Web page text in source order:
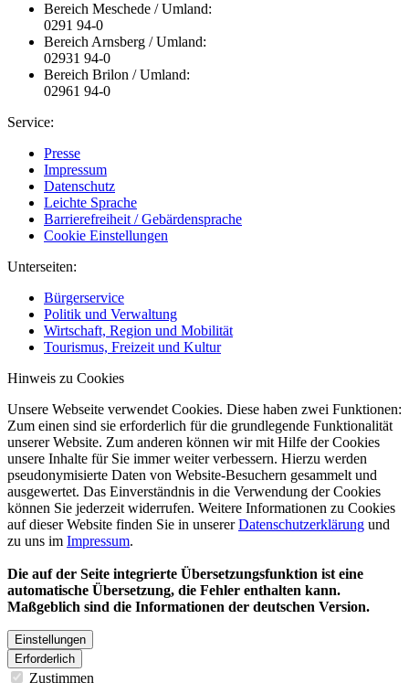
Bereich Meschede / Umland:
0291 94-0
Bereich Arnsberg / Umland:
02931 94-0
Bereich Brilon / Umland:
02961 94-0
Service:
Presse
Impressum
Datenschutz
Leichte Sprache
Barrierefreiheit / Gebärdensprache
Cookie Einstellungen
Unterseiten:
Bürgerservice
Politik und Verwaltung
Wirtschaft, Region und Mobilität
Tourismus, Freizeit und Kultur
Hinweis zu Cookies
Unsere Webseite verwendet Cookies. Diese haben zwei Funktionen:
Zum einen sind sie erforderlich für die grundlegende Funktionalität
unserer Website. Zum anderen können wir mit Hilfe der Cookies
unsere Inhalte für Sie immer weiter verbessern. Hierzu werden
pseudonymisierte Daten von Website-Besuchern gesammelt und
ausgewertet. Das Einverständnis in die Verwendung der Cookies
können Sie jederzeit widerrufen. Weitere Informationen zu Cookies
auf dieser Website finden Sie in unsererDatenschutzerklärung und
zu uns im Impressum.
Die auf der Seite integrierte Übersetzungsfunktion ist eine
automatische Übersetzung, die Fehler enthalten kann.
Maßgeblich sind die Informationen der deutschen Version.
Einstellungen
Erforderlich
Zustimmen